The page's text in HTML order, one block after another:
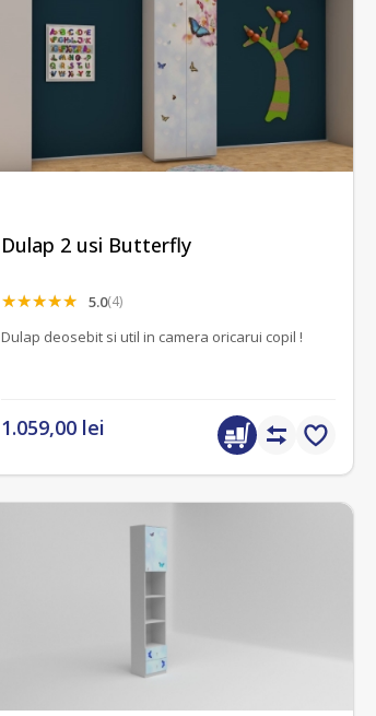
Dulap 2 usi Butterfly
5.0(4)
Dulap deosebit si util in camera oricarui copil !
1.059,00 lei